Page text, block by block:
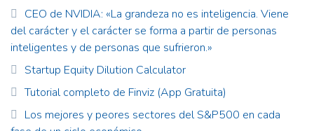
CEO de NVIDIA: «La grandeza no es inteligencia. Viene
del carácter y el carácter se forma a partir de personas
inteligentes y de personas que sufrieron.»
Startup Equity Dilution Calculator
Tutorial completo de Finviz (App Gratuita)
Los mejores y peores sectores del S&P500 en cada